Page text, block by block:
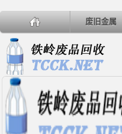
废旧金属